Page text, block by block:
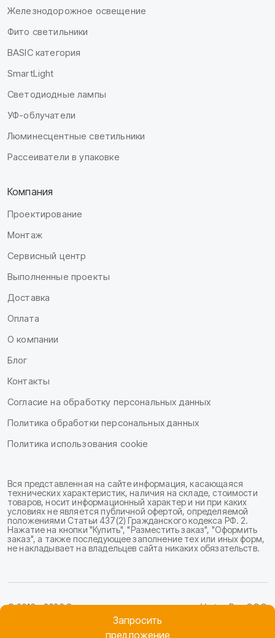
Железнодорожное освещение
Фито светильники
BASIC категория
SmartLight
Светодиодные лампы
УФ-облучатели
Люминесцентные светильники
Рассеиватели в упаковке
Компания
Проектирование
Монтаж
Сервисный центр
Выполненные проекты
Доставка
Оплата
О компании
Блог
Контакты
Согласие на обработку персональных данных
Политика обработки персональных данных
Политика использования cookie
Вся представленная на сайте информация, касающаяся
технических характеристик, наличия на складе, стоимости
товаров, носит информационный характер и ни при каких
условиях не является публичной офертой, определяемой
положениями Статьи 437(2) Гражданского кодекса РФ. 2.
Нажатие на кнопки "Купить", "Разместить заказ", "Оформить
заказ", а также последующее заполнение тех или иных форм,
не накладывает на владельцев сайта никаких обязательств.
© 2016—2026 Отраслевые световые решения Varton Pro. ООО
Запросить
предложение